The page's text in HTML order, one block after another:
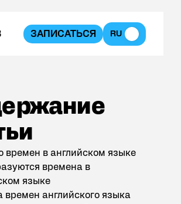
ЗАПИСАТЬСЯ RU
статьи
времен в английском языке
времена в
языке
времен английского языка